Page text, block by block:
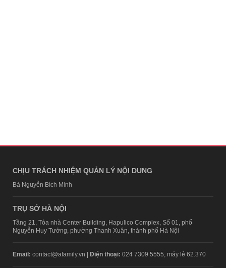
CHỊU TRÁCH NHIỆM QUẢN LÝ NỘI DUNG
Bà Nguyễn Bích Minh
TRỤ SỞ HÀ NỘI
Tầng 21, Tòa nhà Center Building, Hapulico Complex, Số 01, phố
Nguyễn Huy Tưởng, phường Thanh Xuân, thành phố Hà Nội
Email: contact@afamily.vn | Điện thoại: 024 7309 5555, máy lẻ 62.370